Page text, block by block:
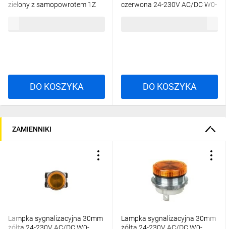
zielony z samopowrotem 1Z
DO KOSZYKA
czerwona 24-230V AC/DC W0-
DO KOSZYKA
ZAMIENNIKI
Lampka sygnalizacyjna 30mm
Lampka sygnalizacyjna 30mm